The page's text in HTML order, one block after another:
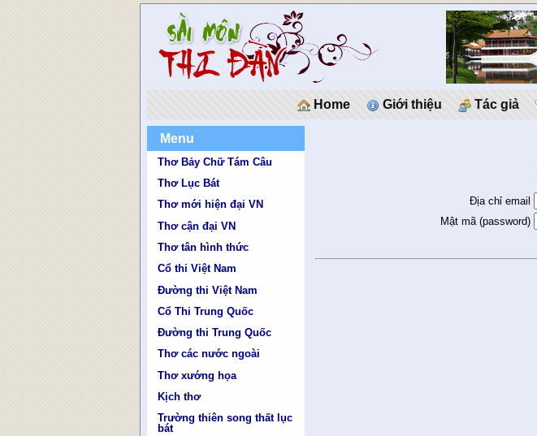
Home Giới thiệu Tác giả
Menu
Thơ Bảy Chữ Tám Câu
Thơ Lục Bát
Thơ mới hiện đại VN
Thơ cận đại VN
Thơ tân hình thức
Cổ thi Việt Nam
Đường thi Việt Nam
Cổ Thi Trung Quốc
Đường thi Trung Quốc
Thơ các nước ngoài
Thơ xướng họa
Kịch thơ
Trường thiên song thất lục
bát
Địa chỉ email
Mật mã (password)